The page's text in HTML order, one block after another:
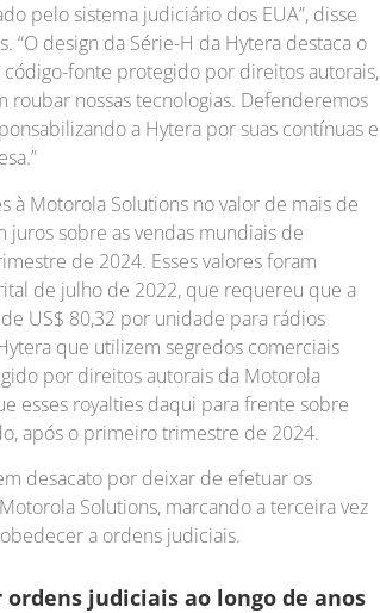
pelo sistema judiciário dos EUA”, disse
“O design da Série-H da Hytera destaca o
fonte protegido por direitos autorais,
nossas tecnologias. Defenderemos
a Hytera por suas contínuas e
à Motorola Solutions no valor de mais de
juros sobre as vendas mundiais de
de 2024. Esses valores foram
de julho de 2022, que requereu que a
US$ 80,32 por unidade para rádios
que utilizem segredos comerciais
por direitos autorais da Motorola
esses royalties daqui para frente sobre
após o primeiro trimestre de 2024.
desacato por deixar de efetuar os
Solutions, marcando a terceira vez
a ordens judiciais.
judiciais ao longo de anos